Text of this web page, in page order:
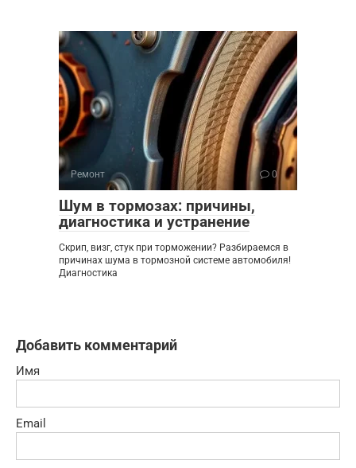
Ремонт 0
Шум в тормозах: причины,
диагностика и устранение
Скрип, визг, стук при торможении? Разбираемся в
причинах шума в тормозной системе автомобиля!
Диагностика
Добавить комментарий
Имя
Email